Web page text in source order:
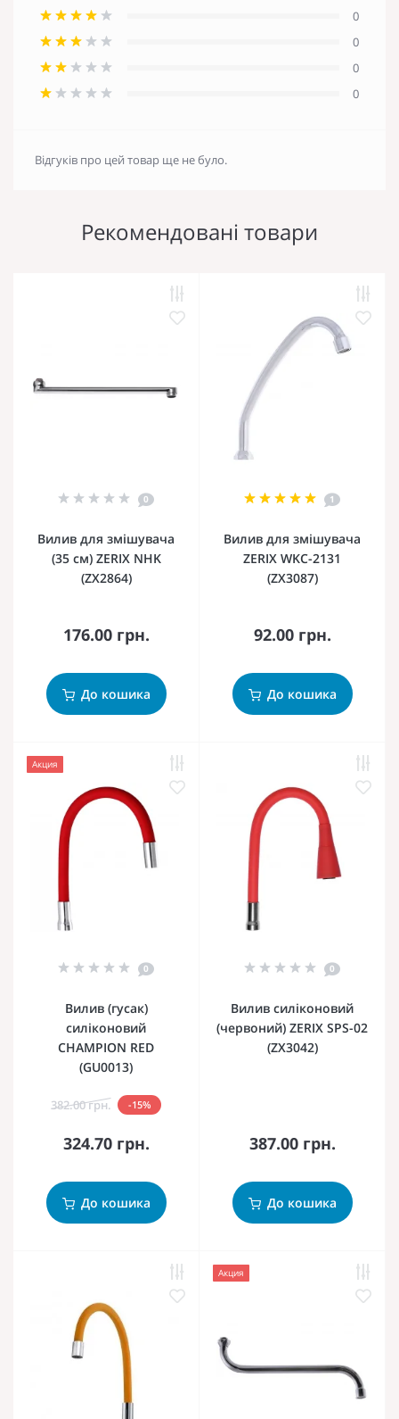
0
0
0
0
Відгуків про цей товар ще не було.
Рекомендовані товари
0
Вилив для змішувача
(35 см) ZERIX NHK
(ZX2864)
176.00 грн.
До кошика
1
Вилив для змішувача
ZERIX WKC-2131
(ZX3087)
92.00 грн.
До кошика
Акция
0
Вилив (гусак)
силіконовий
CHAMPION RED
(GU0013)
382.00 грн. -15%
324.70 грн.
До кошика
0
Вилив силіконовий
(червоний) ZERIX SPS-02
(ZX3042)
387.00 грн.
До кошика
Акция